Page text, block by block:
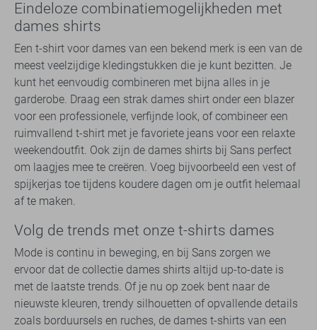
Eindeloze combinatiemogelijkheden met
dames shirts
Een t-shirt voor dames van een bekend merk is een van de
meest veelzijdige kledingstukken die je kunt bezitten. Je
kunt het eenvoudig combineren met bijna alles in je
garderobe. Draag een strak dames shirt onder een blazer
voor een professionele, verfijnde look, of combineer een
ruimvallend t-shirt met je favoriete jeans voor een relaxte
weekendoutfit. Ook zijn de dames shirts bij Sans perfect
om laagjes mee te creëren. Voeg bijvoorbeeld een vest of
spijkerjas toe tijdens koudere dagen om je outfit helemaal
af te maken.
Volg de trends met onze t-shirts dames
Mode is continu in beweging, en bij Sans zorgen we
ervoor dat de collectie dames shirts altijd up-to-date is
met de laatste trends. Of je nu op zoek bent naar de
nieuwste kleuren, trendy silhouetten of opvallende details
zoals borduursels en ruches, de dames t-shirts van een